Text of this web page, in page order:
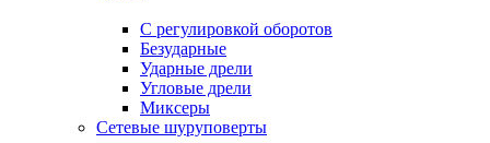
С регулировкой оборотов
Безударные
Ударные дрели
Угловые дрели
Миксеры
Сетевые шуруповерты